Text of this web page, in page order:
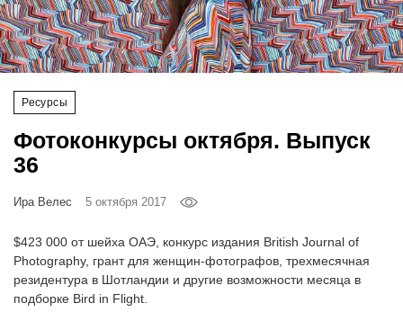
Ресурсы
Фотоконкурсы октября. Выпуск
36
Ира Велес 5 октября 2017
$423 000 от шейха ОАЭ, конкурс издания British Journal of
Photography, грант для женщин-фотографов, трехмесячная
резидентура в Шотландии и другие возможности месяца в
подборке Bird in Flight.